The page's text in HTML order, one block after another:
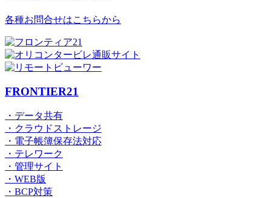
各種お問合せはこちらから
FRONTIER21
・データ共有
・クラウドストレージ
・電子帳簿保存法対応
・テレワーク
・管理サイト
・WEB版
・BCP対策